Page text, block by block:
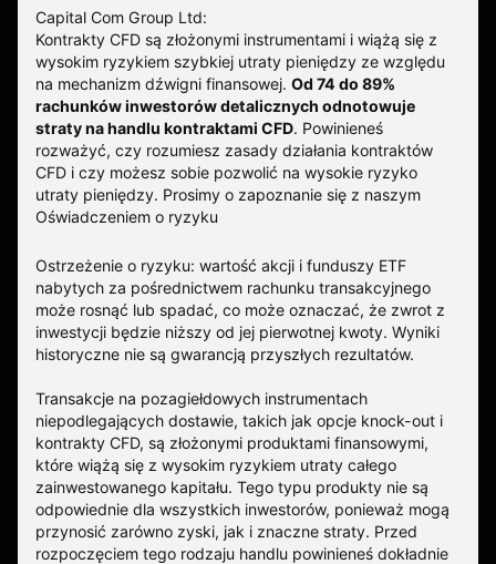
Capital Com Group Ltd:
Kontrakty CFD są złożonymi instrumentami i wiążą się z
wysokim ryzykiem szybkiej utraty pieniędzy ze względu
na mechanizm dźwigni finansowej. Od 74 do 89%
rachunków inwestorów detalicznych odnotowuje
straty na handlu kontraktami CFD. Powinieneś
rozważyć, czy rozumiesz zasady działania kontraktów
CFD i czy możesz sobie pozwolić na wysokie ryzyko
utraty pieniędzy. Prosimy o zapoznanie się z naszym
Oświadczeniem o ryzyku
Ostrzeżenie o ryzyku: wartość akcji i funduszy ETF
nabytych za pośrednictwem rachunku transakcyjnego
może rosnąć lub spadać, co może oznaczać, że zwrot z
inwestycji będzie niższy od jej pierwotnej kwoty. Wyniki
historyczne nie są gwarancją przyszłych rezultatów.
Transakcje na pozagiełdowych instrumentach
niepodlegających dostawie, takich jak opcje knock-out i
kontrakty CFD, są złożonymi produktami finansowymi,
które wiążą się z wysokim ryzykiem utraty całego
zainwestowanego kapitału. Tego typu produkty nie są
odpowiednie dla wszystkich inwestorów, ponieważ mogą
przynosić zarówno zyski, jak i znaczne straty. Przed
rozpoczęciem tego rodzaju handlu powinieneś dokładnie